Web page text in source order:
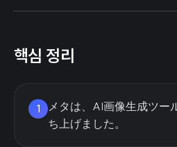
핵심 정리
1
メタは、AI画像生成ツー
ち上げました。